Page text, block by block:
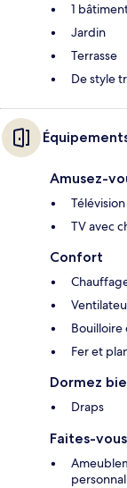
1
Jardin
Terrasse
De style
Amusez-
TV avec
Confort
Fer et
Dormez
Draps
Faites-